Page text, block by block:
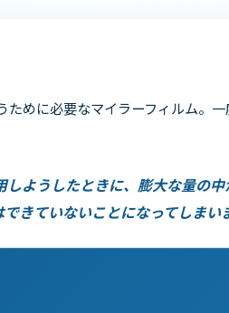
めに必要なマイラーフィルム。
ようしたときに、膨大な量の
きていないことになってしまい